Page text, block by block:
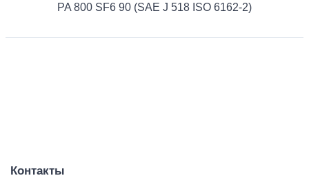
PA 800 SF6 90 (SAE J 518 ISO 6162-2)
Контакты